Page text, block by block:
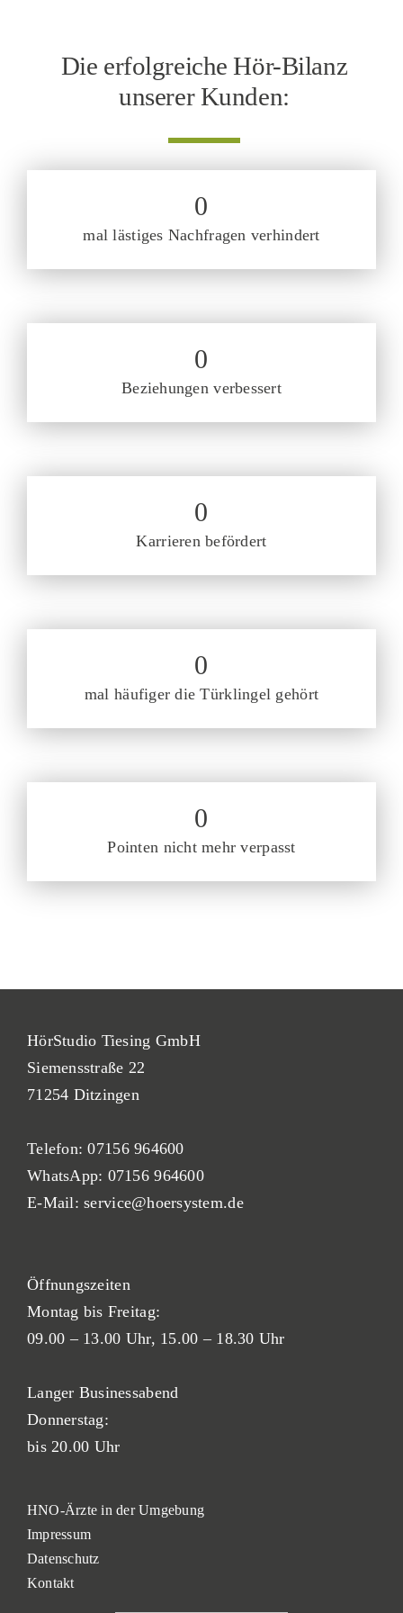
Die erfolgreiche Hör-Bilanz
unserer Kunden:
0
mal lästiges Nachfragen verhindert
0
Beziehungen verbessert
0
Karrieren befördert
0
mal häufiger die Türklingel gehört
0
Pointen nicht mehr verpasst
HörStudio Tiesing GmbH
Siemensstraße 22
71254 Ditzingen
Telefon:07156 964600
WhatsApp: 07156 964600
E-Mail:service@hoersystem.de
Öffnungszeiten
Montag bis Freitag:
09.00 – 13.00 Uhr, 15.00 – 18.30 Uhr
Langer Businessabend
Donnerstag:
bis 20.00 Uhr
HNO-Ärzte in der Umgebung
Impressum
Datenschutz
Kontakt